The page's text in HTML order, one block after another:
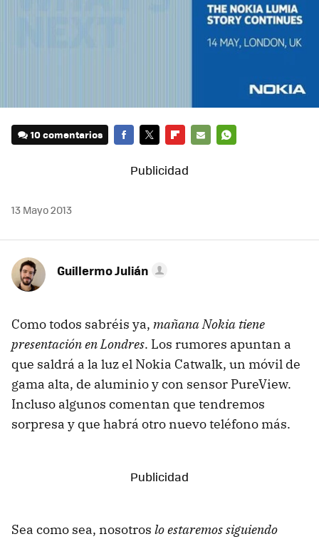
10 comentarios
13 Mayo 2013
Guillermo Julián
Como todos sabréis ya, mañana Nokia tiene
presentación en Londres. Los rumores apuntan a
que saldrá a la luz el Nokia Catwalk, un móvil de
gama alta, de aluminio y con sensor PureView.
Incluso algunos comentan que tendremos
sorpresa y que habrá otro nuevo teléfono más.
Sea como sea, nosotros lo estaremos siguiendo